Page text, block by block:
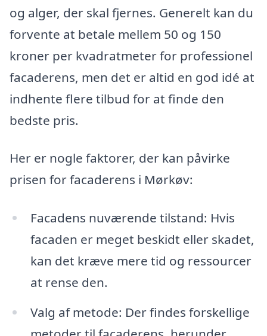
og alger, der skal fjernes. Generelt kan du
forvente at betale mellem 50 og 150
kroner per kvadratmeter for professionel
facaderens, men det er altid en god idé at
indhente flere tilbud for at finde den
bedste pris.
Her er nogle faktorer, der kan påvirke
prisen for facaderens i Mørkøv:
Facadens nuværende tilstand: Hvis
facaden er meget beskidt eller skadet,
kan det kræve mere tid og ressourcer
at rense den.
Valg af metode: Der findes forskellige